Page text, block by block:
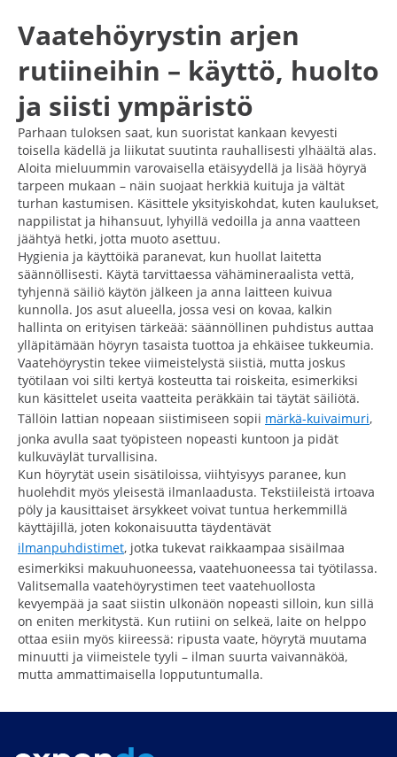
Vaatehöyrystin arjen
rutiineihin – käyttö, huolto
ja siisti ympäristö
Parhaan tuloksen saat, kun suoristat kankaan kevyesti
toisella kädellä ja liikutat suutinta rauhallisesti ylhäältä alas.
Aloita mieluummin varovaisella etäisyydellä ja lisää höyryä
tarpeen mukaan – näin suojaat herkkiä kuituja ja vältät
turhan kastumisen. Käsittele yksityiskohdat, kuten kaulukset,
nappilistat ja hihansuut, lyhyillä vedoilla ja anna vaatteen
jäähtyä hetki, jotta muoto asettuu.
Hygienia ja käyttöikä paranevat, kun huollat laitetta
säännöllisesti. Käytä tarvittaessa vähämineraalista vettä,
tyhjennä säiliö käytön jälkeen ja anna laitteen kuivua
kunnolla. Jos asut alueella, jossa vesi on kovaa, kalkin
hallinta on erityisen tärkeää: säännöllinen puhdistus auttaa
ylläpitämään höyryn tasaista tuottoa ja ehkäisee tukkeumia.
Vaatehöyrystin tekee viimeistelystä siistiä, mutta joskus
työtilaan voi silti kertyä kosteutta tai roiskeita, esimerkiksi
kun käsittelet useita vaatteita peräkkäin tai täytät säiliötä.
Tällöin lattian nopeaan siistimiseen sopii märkä-kuivaimuri,
jonka avulla saat työpisteen nopeasti kuntoon ja pidät
kulkuväylät turvallisina.
Kun höyrytät usein sisätiloissa, viihtyisyys paranee, kun
huolehdit myös yleisestä ilmanlaadusta. Tekstiileistä irtoava
pöly ja kausittaiset ärsykkeet voivat tuntua herkemmillä
käyttäjillä, joten kokonaisuutta täydentävät
ilmanpuhdistimet, jotka tukevat raikkaampaa sisäilmaa
esimerkiksi makuuhuoneessa, vaatehuoneessa tai työtilassa.
Valitsemalla vaatehöyrystimen teet vaatehuollosta
kevyempää ja saat siistin ulkonäön nopeasti silloin, kun sillä
on eniten merkitystä. Kun rutiini on selkeä, laite on helppo
ottaa esiin myös kiireessä: ripusta vaate, höyrytä muutama
minuutti ja viimeistele tyyli – ilman suurta vaivannäköä,
mutta ammattimaisella lopputuntumalla.